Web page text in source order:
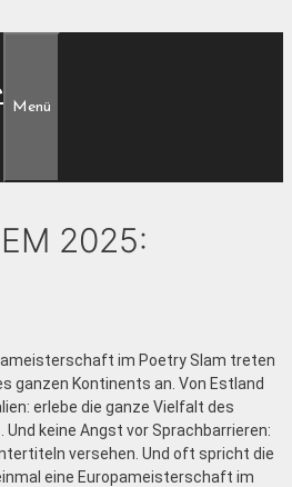
Menü
2025:
im Poetry Slam treten
ganzen Kontinents an. Von Estland
erlebe die ganze Vielfalt des
keine Angst vor Sprachbarrieren:
versehen. Und oft spricht die
eine Europameisterschaft im